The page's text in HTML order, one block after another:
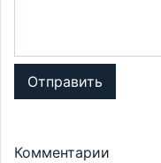
Отправить
Комментарии